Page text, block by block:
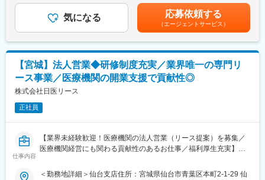
同社は医療業界の中でITシステムのリーディングカンパニーで
す。医療業界のIT化が至上命題の中、10年前よりいち早く社内の
改革を進めてきました。結果、医療向けシステムが全売上の4割以
上を占めるまでに事業を拡大しました。
変更の範囲：会社の定める業務
す。販売会社（代理店）と同行して促進活動を行う場合もありま
す。
ベッドだけでなく、病院用の家具・備品等も取扱い、患者の療養
＜ケプロコア営業部＞
在宅介護用ベッドを、卸事業者や福祉用具レンタル事業者に販売
します。ケアマネジャーや介護ショップの方に、ベッドのデモン
ストレーション等も行ない、在宅介護用ベッドの正しい使い方の
知識を広めます。
※どちらかに配属
■業務の特徴：
・医療・介護ベッドの導入においては、実演デモを通じた提案型
営業を行い、現場に即した使い方や価値を伝えていきます。
の営業スタイルで、やりがいの大きい仕事です。
無＞有＜残業手当＞有＜給与補足＞※経験・能力・期待度等を総合
的に考慮して決定します。■昇給：年1回■賞与：年2回賃金はあく
までも目安の金額であり、選考を通じて上下する可能性がありま
す。月給(月額)は固定手当を含めた表記です。
気になる 応募依頼する
（エージェントサービス）
【宮城】法人営業◆研修制度充実／業界唯一の専門リ
ース事業／医療機関の開業支援で貢献性◎
株式会社日医リース
正社員
仕事内容
【業界未経験歓迎！医療機関の法人営業（リース提案）を募集／
医療機関経営にも関わる貢献性のあるお仕事／福利厚生充実】
【はじめに】
＜勤務地詳細＞仙台支店住所：宮城県仙台市青葉区本町2-1-29 仙